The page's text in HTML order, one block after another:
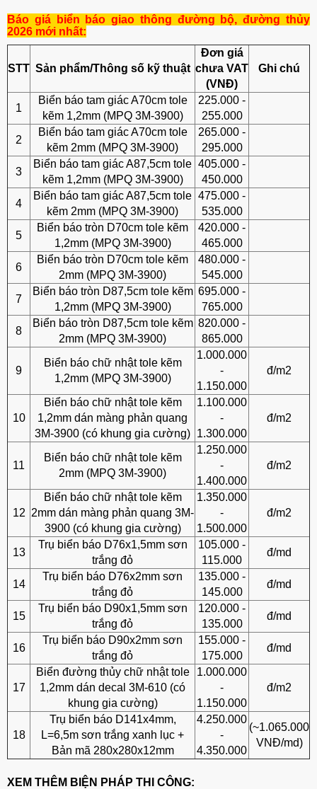
Báo giá biển báo giao thông đường bộ, đường thủy
2026 mới nhất:
STT Sản phẩm/Thông số kỹ thuật
Đơn giá
chưa VAT
(VNĐ)
Ghi chú
1
Biển báo tam giác A70cm tole
kẽm 1,2mm (MPQ 3M-3900)
225.000 -
255.000
2
Biển báo tam giác A70cm tole
kẽm 2mm (MPQ 3M-3900)
265.000 -
295.000
3
Biển báo tam giác A87,5cm tole
kẽm 1,2mm (MPQ 3M-3900)
405.000 -
450.000
4
Biển báo tam giác A87,5cm tole
kẽm 2mm (MPQ 3M-3900)
475.000 -
535.000
5
Biển báo tròn D70cm tole kẽm
1,2mm (MPQ 3M-3900)
420.000 -
465.000
6
Biển báo tròn D70cm tole kẽm
2mm (MPQ 3M-3900)
480.000 -
545.000
7
Biển báo tròn D87,5cm tole kẽm
1,2mm (MPQ 3M-3900)
695.000 -
765.000
8
Biển báo tròn D87,5cm tole kẽm
2mm (MPQ 3M-3900)
820.000 -
865.000
9
Biển báo chữ nhật tole kẽm
1,2mm (MPQ 3M-3900)
1.000.000
-
1.150.000
đ/m2
10
Biển báo chữ nhật tole kẽm
1,2mm dán màng phản quang
3M-3900 (có khung gia cường)
1.100.000
-
1.300.000
đ/m2
11
Biển báo chữ nhật tole kẽm
2mm (MPQ 3M-3900)
1.250.000
-
1.400.000
đ/m2
12
Biển báo chữ nhật tole kẽm
2mm dán màng phản quang 3M-
3900 (có khung gia cường)
1.350.000
-
1.500.000
đ/m2
13
Trụ biển báo D76x1,5mm sơn
trắng đỏ
105.000 -
115.000
đ/md
14
Trụ biển báo D76x2mm sơn
trắng đỏ
135.000 -
145.000
đ/md
15
Trụ biển báo D90x1,5mm sơn
trắng đỏ
120.000 -
135.000
đ/md
16
Trụ biển báo D90x2mm sơn
trắng đỏ
155.000 -
175.000
đ/md
17
Biển đường thủy chữ nhật tole
1,2mm dán decal 3M-610 (có
khung gia cường)
1.000.000
-
1.150.000
đ/m2
18
Trụ biển báo D141x4mm,
L=6,5m sơn trắng xanh lục +
Bản mã 280x280x12mm
4.250.000
-
4.350.000
(~1.065.000
VNĐ/md)
XEM THÊM BIỆN PHÁP THI CÔNG: